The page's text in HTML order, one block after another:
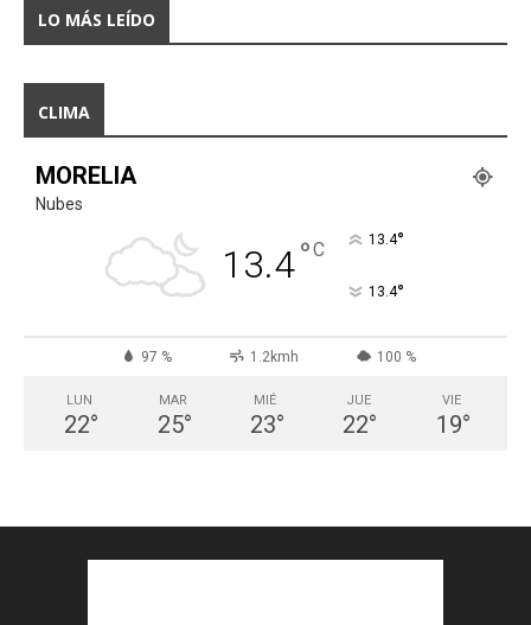
LO MÁS LEÍDO
CLIMA
MORELIA
Nubes
13.4°C 13.4°
13.4°
97 % 1.2kmh 100 %
LUN
22°
MAR
25°
MIÉ
23°
JUE
22°
VIE
19°